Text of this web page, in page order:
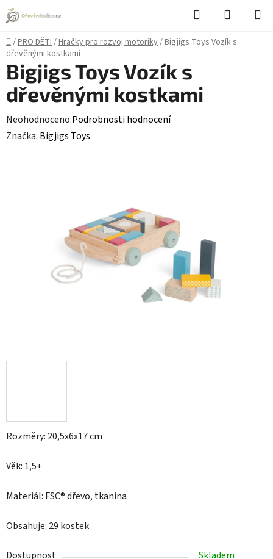
Přejít
na
obsah
Hledat
KOŠÍK
Domů
/PRO DĚTI/Hračky pro rozvoj motoriky/Bigjigs Toys Vozík s
dřevěnými kostkami
Rozměry: 20,5x6x17 cm
Věk: 1,5+
Materiál: FSC® dřevo, tkanina
Obsahuje: 29 kostek
Dostupnost
Skladem
Bigjigs Toys Vozík s
dřevěnými kostkami
Průměrné
hodnocení
Neohodnoceno Podrobnosti hodnocení
Značka: Bigjigs Toys